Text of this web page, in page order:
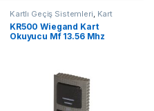
Kartlı Geçiş Sistemleri, Kart
Okuyucu
KR500 Wiegand Kart
Okuyucu Mf 13.56 Mhz